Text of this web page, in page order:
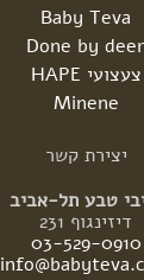
Baby Teva
Done by deer
צעצועי HAPE
Minene
יצירת קשר
טבע תל-אביב
דיזינגוף 231
03-529-0910